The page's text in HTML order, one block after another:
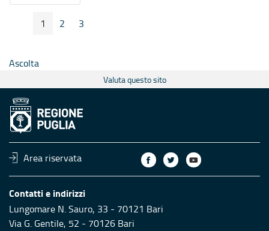
Pagina Precedente
Pagina
1 Pagina
2 Pagina
3
Ascolta
Valuta questo sito
Area riservata
Contatti e indirizzi
Lungomare N. Sauro, 33 - 70121 Bari
Via G. Gentile, 52 - 70126 Bari